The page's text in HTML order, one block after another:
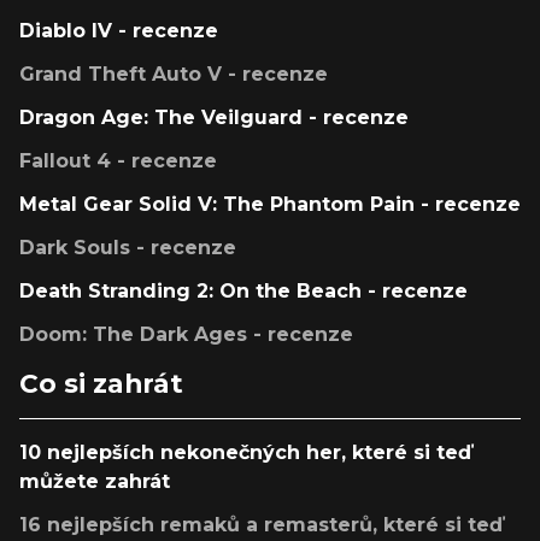
Diablo IV - recenze
Grand Theft Auto V - recenze
Dragon Age: The Veilguard - recenze
Fallout 4 - recenze
Metal Gear Solid V: The Phantom Pain - recenze
Dark Souls - recenze
Death Stranding 2: On the Beach - recenze
Doom: The Dark Ages - recenze
Co si zahrát
10 nejlepších nekonečných her, které si teď
můžete zahrát
16 nejlepších remaků a remasterů, které si teď